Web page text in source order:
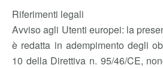
Riferimenti legali
Avviso agli Utenti europei: la
è redatta in adempimento degli
10 della Direttiva n. 95/46/CE,